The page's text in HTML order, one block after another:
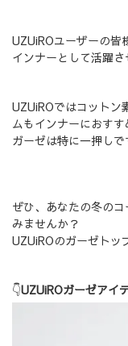
UZUiROユーザーの皆
インナーとして活躍さ
UZUiROではコットン
ムもインナーにおすす
ガーゼは特に一押しで
ぜひ、あなたの冬の
みませんか？
UZUiROのガーゼトッ
👇UZUiROガーゼアイ